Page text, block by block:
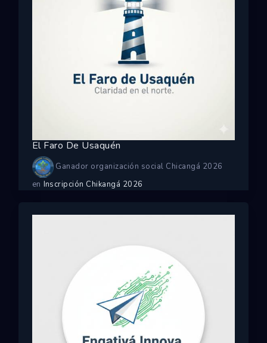
El Faro De Usaquén
Ganador organización social Chicangá 2026
en Inscripción Chikangá 2026